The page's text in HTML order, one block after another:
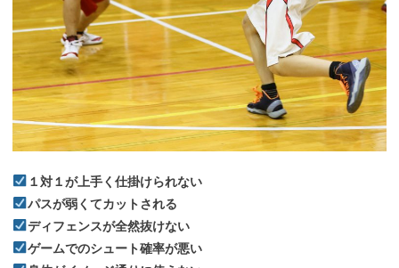
１対１が上手く仕掛けられない
パスが弱くてカットされる
ディフェンスが全然抜けない
ゲームでのシュート確率が悪い